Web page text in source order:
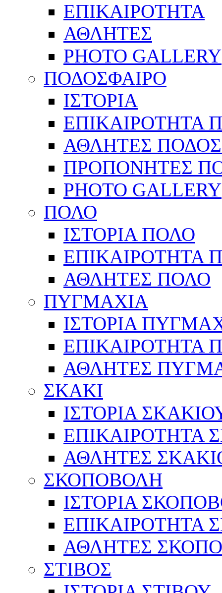
ΕΠΙΚΑΙΡΟΤΗΤΑ
ΑΘΛΗΤΕΣ
PHOTO GALLERY
ΠΟΔΟΣΦΑΙΡΟ
ΙΣΤΟΡΙΑ
ΕΠΙΚΑΙΡΟΤΗΤΑ
ΑΘΛΗΤΕΣ
ΠΡΟΠΟΝΗΤΕΣ
PHOTO GALLERY
ΠΟΛΟ
ΙΣΤΟΡΙΑ ΠΟΛΟ
ΕΠΙΚΑΙΡΟΤΗΤΑ
ΑΘΛΗΤΕΣ ΠΟΛΟ
ΠΥΓΜΑΧΙΑ
ΙΣΤΟΡΙΑ
ΕΠΙΚΑΙΡΟΤΗΤΑ
ΑΘΛΗΤΕΣ
ΣΚΑΚΙ
ΙΣΤΟΡΙΑ
ΕΠΙΚΑΙΡΟΤΗΤΑ
ΑΘΛΗΤΕΣ
ΣΚΟΠΟΒΟΛΗ
ΙΣΤΟΡΙΑ
ΕΠΙΚΑΙΡΟΤΗΤΑ
ΑΘΛΗΤΕΣ
ΣΤΙΒΟΣ